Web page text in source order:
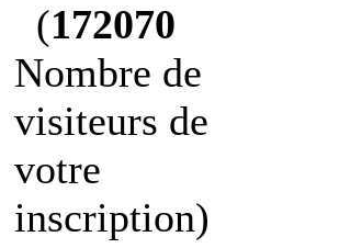
(172070
Nombre de
visiteurs de
votre
inscription)